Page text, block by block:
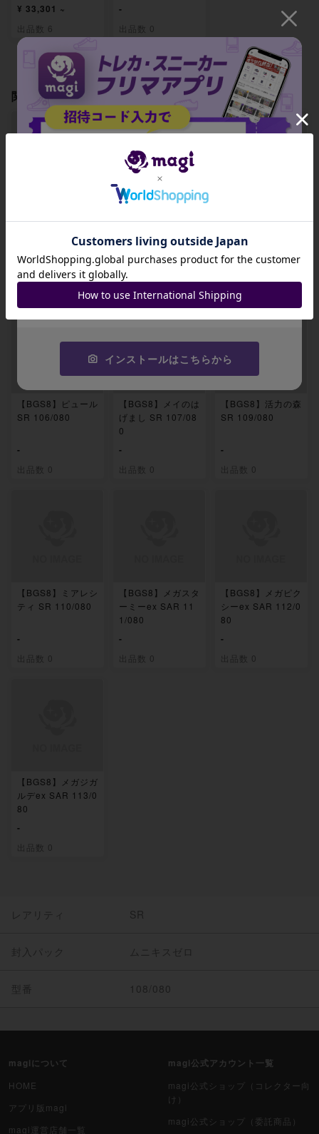
¥ 33,301 ~
出品数 6
-
出品数 0
関連製品
-
出品数 0
0
-
出品数 0
-
出品数 0
【BGS8】ピュール
SR 106/080
-
出品数 0
【BGS8】メイのは
げまし SR 107/08
0
-
出品数 0
【BGS8】活力の森
SR 109/080
-
出品数 0
【BGS8】ミアレシ
ティ SR 110/080
-
出品数 0
【BGS8】メガスタ
ーミーex SAR 11
1/080
-
出品数 0
【BGS8】メガピク
シーex SAR 112/0
80
-
出品数 0
【BGS8】メガジガ
ルデex SAR 113/0
80
-
出品数 0
レアリティ SR
封入パック ムニキスゼロ
型番 108/080
magiについて
HOME
アプリ版magi
magi運営店舗一覧
magi公式アカウント一覧
magi公式ショップ（コレクター向
け）
magi公式ショップ（委託商品）
招待コード
JA9XS8
コピーする
インストールはこちらから